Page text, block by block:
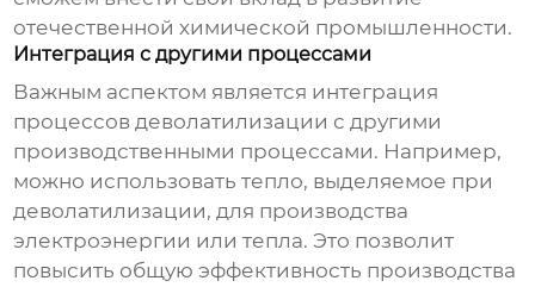
отечественной химической промышленности.
Интеграция с другими процессами
Важным аспектом является интеграция
процессовдеволатилизации с другими
производственными процессами. Например,
можно использовать тепло, выделяемое при
деволатилизации, для производства
электроэнергии или тепла. Это позволит
повысить общую эффективность производства